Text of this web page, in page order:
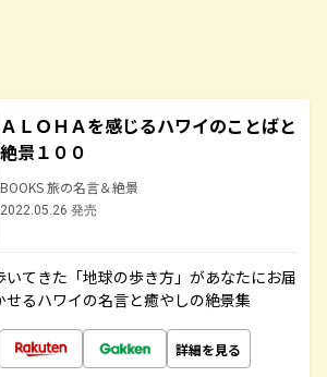
ＡＬＯＨＡを感じるハワイのことばと
絶景１００
BOOKS 旅の名言＆絶景
2022.05.26 発売
てきた「地球の歩き方」があなたにお届
せるハワイの名言と癒やしの絶景集
詳細を見る